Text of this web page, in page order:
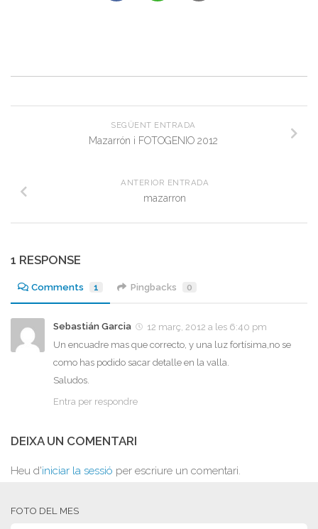
SEGÜENT ENTRADA
Mazarrón i FOTOGENIO 2012
ANTERIOR ENTRADA
mazarron
1 RESPONSE
Comments 1 Pingbacks 0
Sebastián Garcia
12 març, 2012 a les 6:40 pm
Un encuadre mas que correcto, y una luz fortísima,no se
como has podido sacar detalle en la valla.
Saludos.
Entra per respondre
DEIXA UN COMENTARI
Heu d'iniciar la sessió per escriure un comentari.
FOTO DEL MES